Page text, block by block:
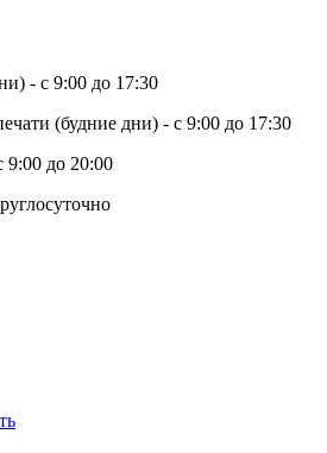
- с 9:00 до 17:30
(будние дни) - с 9:00 до 17:30
9:00 до 20:00